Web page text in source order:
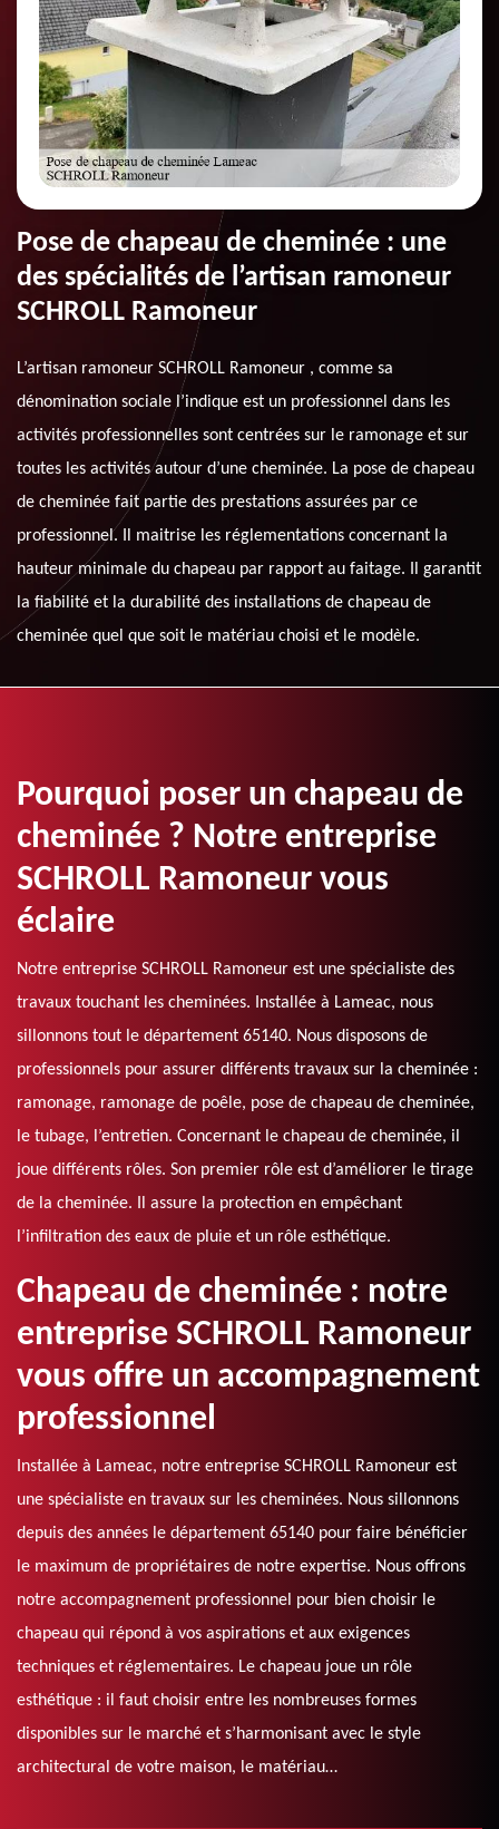
Pose de chapeau de cheminée : une
des spécialités de l’artisan ramoneur
SCHROLL Ramoneur
L’artisan ramoneur SCHROLL Ramoneur , comme sa
dénomination sociale l’indique est un professionnel dans les
activités professionnelles sont centrées sur le ramonage et sur
toutes les activités autour d’une cheminée. La pose de chapeau
de cheminée fait partie des prestations assurées par ce
professionnel. Il maitrise les réglementations concernant la
hauteur minimale du chapeau par rapport au faitage. Il garantit
la fiabilité et la durabilité des installations de chapeau de
cheminée quel que soit le matériau choisi et le modèle.
Pourquoi poser un chapeau de
cheminée ? Notre entreprise
SCHROLL Ramoneur vous
éclaire
Notre entreprise SCHROLL Ramoneur est une spécialiste des
travaux touchant les cheminées. Installée à Lameac, nous
sillonnons tout le département 65140. Nous disposons de
professionnels pour assurer différents travaux sur la cheminée :
ramonage, ramonage de poêle, pose de chapeau de cheminée,
le tubage, l’entretien. Concernant le chapeau de cheminée, il
joue différents rôles. Son premier rôle est d’améliorer le tirage
de la cheminée. Il assure la protection en empêchant
l’infiltration des eaux de pluie et un rôle esthétique.
Chapeau de cheminée : notre
entreprise SCHROLL Ramoneur
vous offre un accompagnement
professionnel
Installée à Lameac, notre entreprise SCHROLL Ramoneur est
une spécialiste en travaux sur les cheminées. Nous sillonnons
depuis des années le département 65140 pour faire bénéficier
le maximum de propriétaires de notre expertise. Nous offrons
notre accompagnement professionnel pour bien choisir le
chapeau qui répond à vos aspirations et aux exigences
techniques et réglementaires. Le chapeau joue un rôle
esthétique : il faut choisir entre les nombreuses formes
disponibles sur le marché et s’harmonisant avec le style
architectural de votre maison, le matériau…